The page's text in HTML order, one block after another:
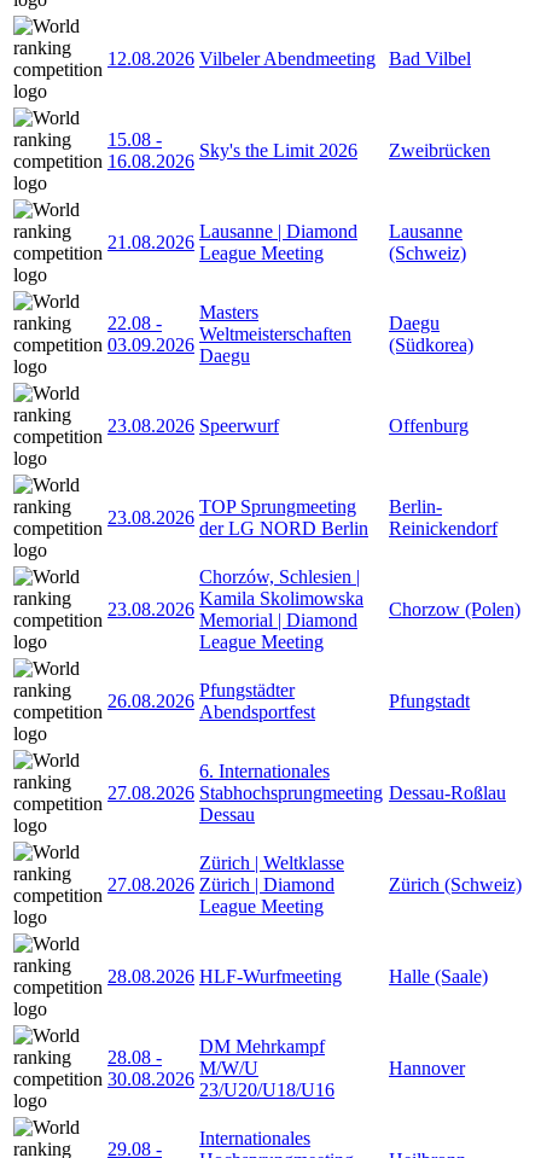
12.08.2026 Vilbeler Abendmeeting Bad Vilbel
15.08 -
16.08.2026
Sky's the Limit 2026 Zweibrücken
21.08.2026
Lausanne | Diamond
League Meeting
Lausanne
(Schweiz)
22.08 -
03.09.2026
Masters
Weltmeisterschaften
Daegu
Daegu
(Südkorea)
23.08.2026 Speerwurf Offenburg
23.08.2026
TOP Sprungmeeting
der LG NORD Berlin
Berlin-
Reinickendorf
23.08.2026
Chorzów, Schlesien |
Kamila Skolimowska
Memorial | Diamond
League Meeting
Chorzow (Polen)
26.08.2026
Pfungstädter
Abendsportfest
Pfungstadt
27.08.2026
6. Internationales
Stabhochsprungmeeting
Dessau
Dessau-Roßlau
27.08.2026
Zürich | Weltklasse
Zürich | Diamond
League Meeting
Zürich (Schweiz)
28.08.2026 HLF-Wurfmeeting Halle (Saale)
28.08 -
30.08.2026
DM Mehrkampf
M/W/U
23/U20/U18/U16
Hannover
29.08 -
Internationales